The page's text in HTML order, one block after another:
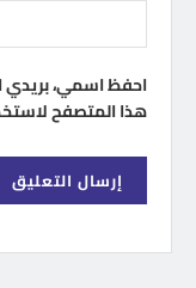
احفظ اسمي، بريدي
هذا المتصفح